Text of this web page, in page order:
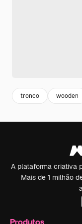
tronco wooden
A plataforma criativa
Mais de 1 milhão